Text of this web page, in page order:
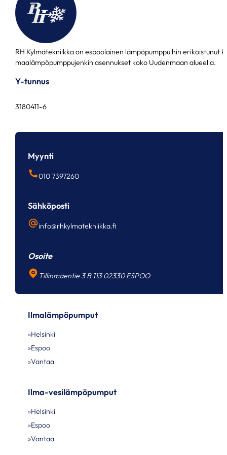
RH Kylmätekniikka on espoolainen lämpöpumppuihin
maalämpöpumppujenkin asennukset koko Uudenmaan alueella.
Y-tunnus
3180411-6
Myynti
010 7397260
Sähköposti
info@rhkylmatekniikka.fi
Osoite
Tillinmäentie 3 B 113 02330 ESPOO
Ilmalämpöpumput
Helsinki
Espoo
Vantaa
Ilma-vesilämpöpumput
Helsinki
Espoo
Vantaa